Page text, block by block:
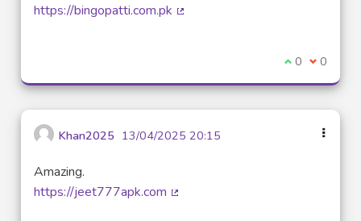
https://bingopatti.com.pk
Je suis
0 Je ne
0
Khan2025 13/04/2025 20:15
Amazing.
https://jeet777apk.com